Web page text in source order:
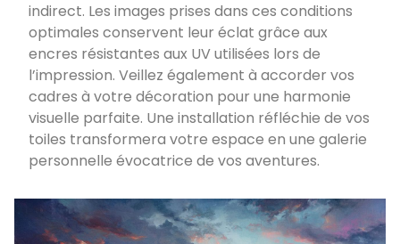
indirect. Les images prises dans ces conditions
optimales conservent leur éclat grâce aux
encres résistantes aux UV utilisées lors de
l’impression. Veillez également à accorder vos
cadres à votre décoration pour une harmonie
visuelle parfaite. Une installation réfléchie de vos
toiles transformera votre espace en une galerie
personnelle évocatrice de vos aventures.